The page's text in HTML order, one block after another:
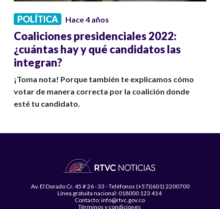
POLÍTICA Hace 4 años
Coaliciones presidenciales 2022:
¿cuántas hay y qué candidatos las
integran?
¡Toma nota! Porque también te explicamos cómo
votar de manera correcta por la coalición donde
esté tu candidato.
Av. El Dorado Cr. 45 # 26 - 33 - Teléfonos (+57)(601) 2200700
Línea gratuita nacional: 018000 123 414
Contacto: info@rtvc.gov.co
Términos y condiciones